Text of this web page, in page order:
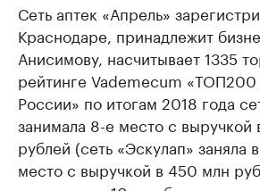
Сеть аптек «Апрель»
Краснодаре, принадлежит
Анисимову, насчитывает 1335
рейтинге Vademecum «ТОП200
России» по итогам 2018 года
занимала 8-е место с выручкой
рублей (сеть «Эскулап» заняла
место с выручкой в 450 млн